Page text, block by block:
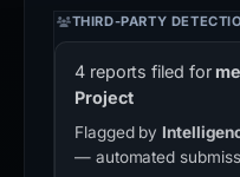
THIRD-PARTY
4 reports filed for
Project
Flagged by
— automated